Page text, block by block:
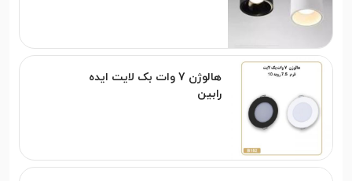
هالوژن 7 وات بک لایت ایده
رابین